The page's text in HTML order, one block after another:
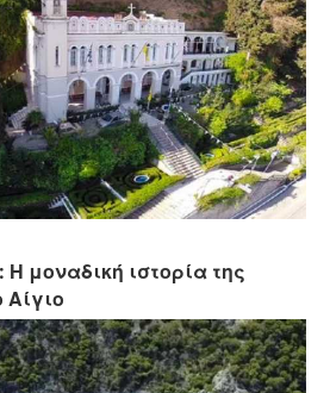
μοναδική ιστορία της